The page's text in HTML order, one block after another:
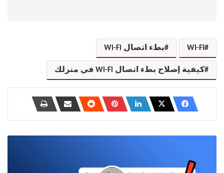
WI-FI بطء اتصال Wi-Fi
كيفية إصلاح بطء اتصال Wi-Fi في منزلك